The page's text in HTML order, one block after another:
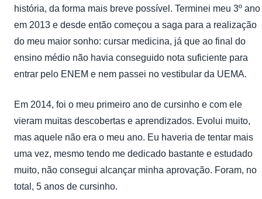
história, da forma mais breve possível. Terminei meu 3º ano
em 2013 e desde então começou a saga para a realização
do meu maior sonho: cursar medicina, já que ao final do
ensino médio não havia conseguido nota suficiente para
entrar pelo ENEM e nem passei no vestibular da UEMA.
Em 2014, foi o meu primeiro ano de cursinho e com ele
vieram muitas descobertas e aprendizados. Evolui muito,
mas aquele não era o meu ano. Eu haveria de tentar mais
uma vez, mesmo tendo me dedicado bastante e estudado
muito, não consegui alcançar minha aprovação. Foram, no
total, 5 anos de cursinho.